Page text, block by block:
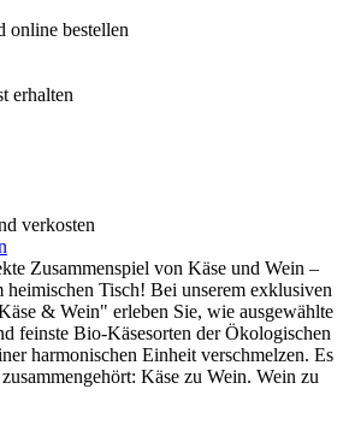
online bestellen
erhalten
verkosten
Zusammenspiel von Käse und Wein –
heimischen Tisch! Bei unserem exklusiven
& Wein" erleben Sie, wie ausgewählte
feinste Bio-Käsesorten der Ökologischen
harmonischen Einheit verschmelzen. Es
Käse zu Wein. Wein zu